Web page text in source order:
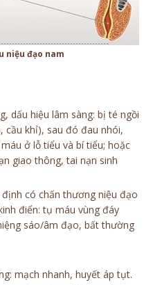
niệu đạo nam
dấu hiệu lâm sàng: bị té ngồi
cầu khỉ), sau đó đau nhói,
ở lỗ tiểu và bí tiểu; hoặc
giao thông, tai nạn sinh
có chấn thương niệu đạo
điển: tụ máu vùng đáy
sáo/âm đạo, bất thường
mạch nhanh, huyết áp tụt.